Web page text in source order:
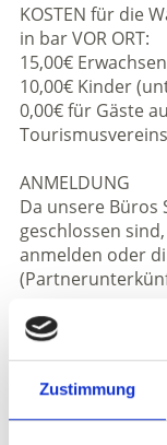
Zustimmung
KOSTEN für die
in bar VOR ORT:
15,00€
10,00€ Kinder
0,00€ für Gäste
ANMELDUNG
Da unsere Büros
geschlossen
anmelden oder
Informationen
http://
Anmeldung